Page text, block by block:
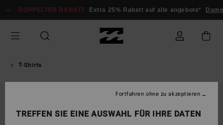
zur
springen
DOPPELTER RABATT Extra 25% Rabatt auf alle angebote* Damen
T-Shirts
TREFFEN SIE EINE AUSWAHL FÜR IHRE DATEN
Fortfahren ohne zu akzeptieren